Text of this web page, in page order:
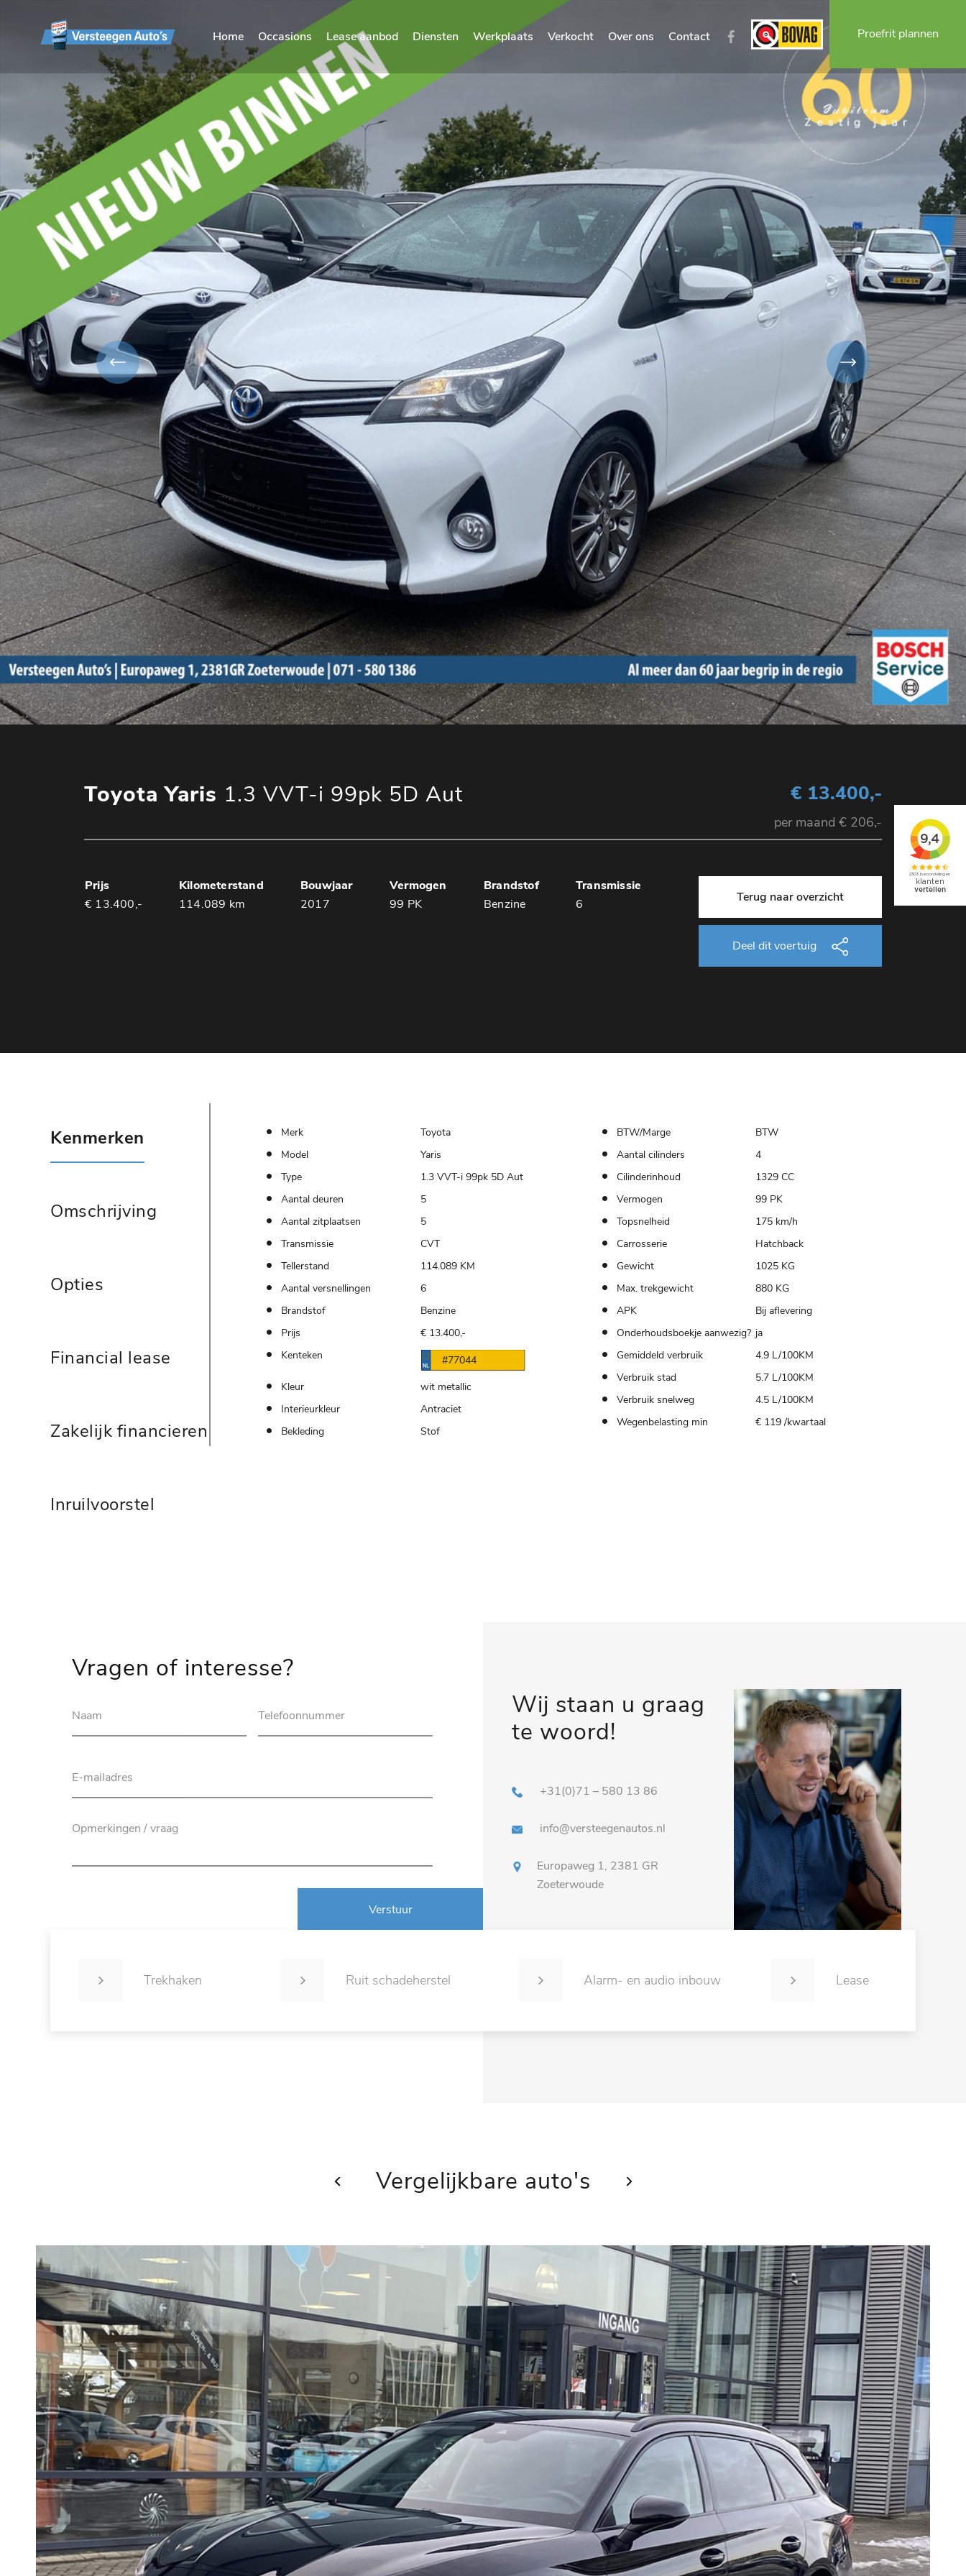
Home Occasions Lease aanbod Diensten Werkplaats Verkocht Over ons Contact Proefrit plannen
Toyota Yaris 1.3 VVT-i 99pk 5D Aut € 13.400,-
per maand € 206,-
Prijs Kilometerstand Bouwjaar Vermogen Brandstof
Transmissie
€ 13.400,-
114.089 km 2017 99 PK Benzine 6 Terug naar overzicht
Deel dit voertuig
Kenmerken
Omschrijving
Opties
Financial lease
Zakelijk financieren
Inruilvoorstel
Merk
Toyota
Model
Yaris
Type
1.3 VVT-i 99pk 5D Aut
Aantal deuren
5
Aantal zitplaatsen
5
Transmissie
CVT
Tellerstand
114.089 KM
Aantal versnellingen
6
Brandstof
Benzine
Prijs
€ 13.400,-
Kenteken
#77044
Kleur
wit metallic
Interieurkleur
Antraciet
Bekleding
Stof
BTW/Marge
BTW
Aantal cilinders
4
Cilinderinhoud
1329 CC
Vermogen
99 PK
Topsnelheid
175 km/h
Carrosserie
Hatchback
Gewicht
1025 KG
Max. trekgewicht
880 KG
APK
Bij aflevering
Onderhoudsboekje aanwezig? ja
Gemiddeld verbruik
4.9 L/100KM
Verbruik stad
5.7 L/100KM
Verbruik snelweg
4.5 L/100KM
Wegenbelasting min
€ 119 /kwartaal
Vragen of interesse?
Verstuur
Wij staan u graag
te woord!
+31(0)71 – 580 13 86
info@versteegenautos.nl
Europaweg 1, 2381 GR
Zoeterwoude
Trekhaken Ruit schadeherstel Alarm- en audio inbouw Lease
Vergelijkbare auto's